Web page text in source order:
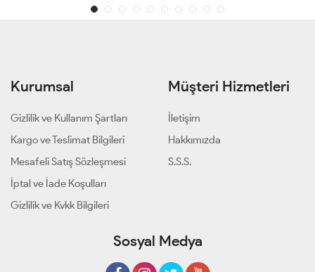
Kurumsal
Gizlilik ve Kullanım Şartları
Kargo ve Teslimat Bilgileri
Mesafeli Satış Sözleşmesi
İptal ve İade Koşulları
Gizlilik ve Kvkk Bilgileri
Müşteri Hizmetleri
İletişim
Hakkımızda
S.S.S.
Sosyal Medya